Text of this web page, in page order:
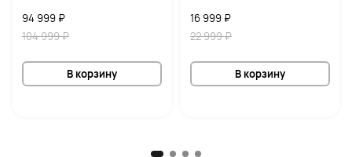
94 999 ₽
104 999 ₽
В корзину
16 999 ₽
22 999 ₽
В корзину